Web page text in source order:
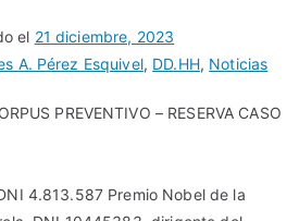
el 21 diciembre, 2023
A. Pérez Esquivel, DD.HH, Noticias
PREVENTIVO – RESERVA CASO
4.813.587 Premio Nobel de la